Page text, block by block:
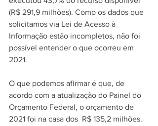
(R$ 291,9 milhões). Como os dados que
solicitamos via Lei de Acesso à
Informação estão incompletos, não foi
possível entender o que ocorreu em
2021.
O que podemos afirmar é que, de
acordo com a atualização do Painel do
Orçamento Federal, o orçamento de
2021 foi na casa dos  R$ 135,2 milhões.